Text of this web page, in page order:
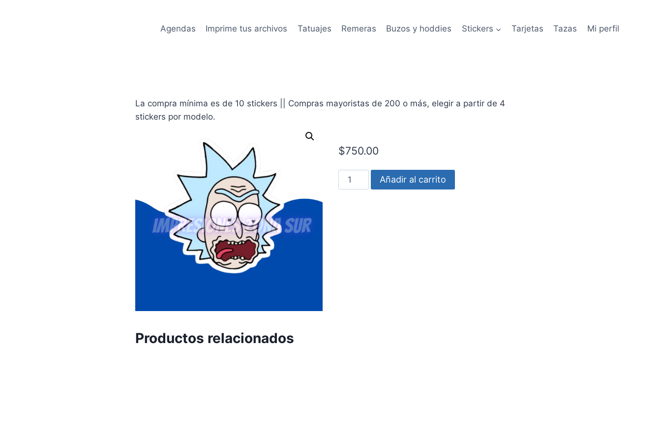
Agendas Imprime tus archivos Tatuajes Remeras Buzos y hoddies Stickers Tarjetas Tazas Mi perfil
La compra mínima es de 10 stickers || Compras mayoristas de 200 o más, elegir a partir de 4
stickers por modelo.
$750.00
Ricky
Morty
Añadir al carrito
Productos relacionados